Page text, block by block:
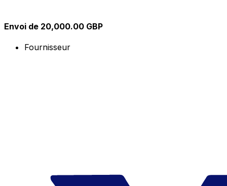
Envoi de 20,000.00 GBP
Fournisseur